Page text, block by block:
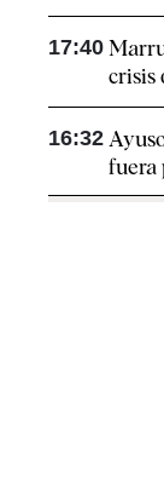
17:40
crisis
16:32
fuera